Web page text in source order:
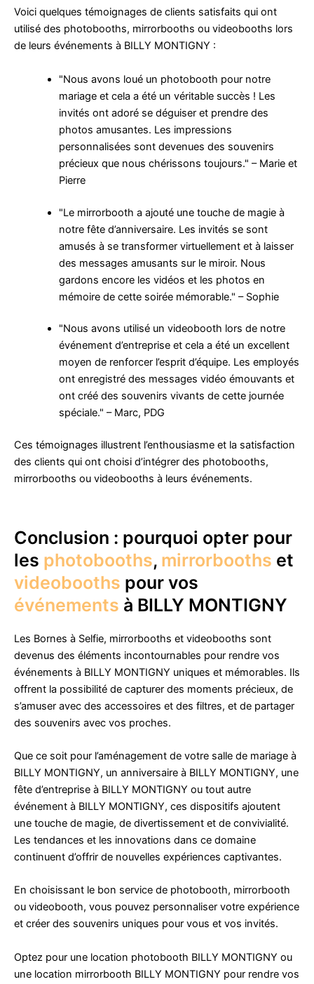
Voici quelques témoignages de clients satisfaits qui ont
utilisé des photobooths, mirrorbooths ou videobooths lors
de leurs événements à BILLY MONTIGNY :
"Nous avons loué un photobooth pour notre
mariage et cela a été un véritable succès ! Les
invités ont adoré se déguiser et prendre des
photos amusantes. Les impressions
personnalisées sont devenues des souvenirs
précieux que nous chérissons toujours." – Marie et
Pierre
"Le mirrorbooth a ajouté une touche de magie à
notre fête d’anniversaire. Les invités se sont
amusés à se transformer virtuellement et à laisser
des messages amusants sur le miroir. Nous
gardons encore les vidéos et les photos en
mémoire de cette soirée mémorable." – Sophie
"Nous avons utilisé un videobooth lors de notre
événement d’entreprise et cela a été un excellent
moyen de renforcer l’esprit d’équipe. Les employés
ont enregistré des messages vidéo émouvants et
ont créé des souvenirs vivants de cette journée
spéciale." – Marc, PDG
Ces témoignages illustrent l’enthousiasme et la satisfaction
des clients qui ont choisi d’intégrer des photobooths,
mirrorbooths ou videobooths à leurs événements.
Conclusion : pourquoi opter pour
les photobooths, mirrorbooths et
videobooths pour vos
événements à BILLY MONTIGNY
Les Bornes à Selfie, mirrorbooths et videobooths sont
devenus des éléments incontournables pour rendre vos
événements à BILLY MONTIGNY uniques et mémorables. Ils
offrent la possibilité de capturer des moments précieux, de
s’amuser avec des accessoires et des filtres, et de partager
des souvenirs avec vos proches.
Que ce soit pour l’aménagement de votre salle de mariage à
BILLY MONTIGNY, un anniversaire à BILLY MONTIGNY, une
fête d’entreprise à BILLY MONTIGNY ou tout autre
événement à BILLY MONTIGNY, ces dispositifs ajoutent
une touche de magie, de divertissement et de convivialité.
Les tendances et les innovations dans ce domaine
continuent d’offrir de nouvelles expériences captivantes.
En choisissant le bon service de photobooth, mirrorbooth
ou videobooth, vous pouvez personnaliser votre expérience
et créer des souvenirs uniques pour vous et vos invités.
Optez pour une location photobooth BILLY MONTIGNY ou
une location mirrorbooth BILLY MONTIGNY pour rendre vos